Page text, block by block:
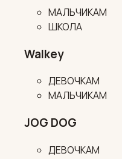
МАЛЬЧИКАМ
ШКОЛА
Walkey
ДЕВОЧКАМ
МАЛЬЧИКАМ
JOG DOG
ДЕВОЧКАМ